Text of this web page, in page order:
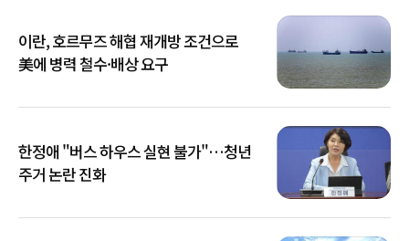
이란, 호르무즈 해협 재개방 조건으로
美에 병력 철수·배상 요구
한정애 "버스 하우스 실현 불가"…청년
주거 논란 진화